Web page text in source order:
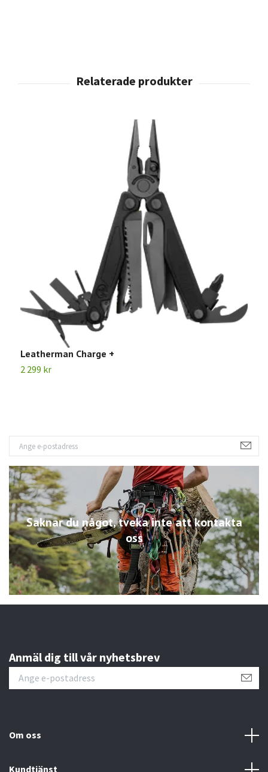
Saknar du något, tveka inte att kontakta
oss
Leatherman Charge +
2 299 kr
Anmäl dig till vår nyhetsbrev
Om oss
Kundtjänst